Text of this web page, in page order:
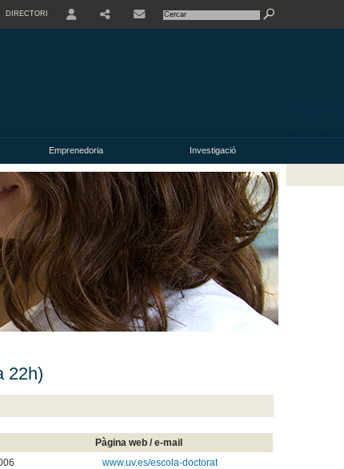
DIRECTORI
Emprenedoria Investigació
22h)
Pàgina web / e-mail
www.uv.es/escola-doctorat